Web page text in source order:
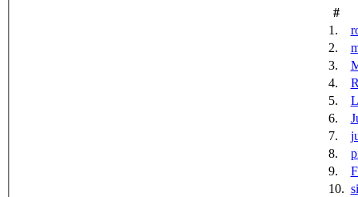
#
1.
2.
3.
4.
5.
6.
7.
8.
9.
10.